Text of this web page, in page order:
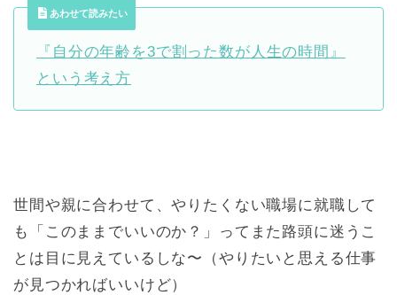
あわせて読みたい
『自分の年齢を3で割った数が人生の時間』
という考え方
世間や親に合わせて、やりたくない職場に就職して
も「このままでいいのか？」ってまた路頭に迷うこ
とは目に見えているしな〜（やりたいと思える仕事
が見つかればいいけど）